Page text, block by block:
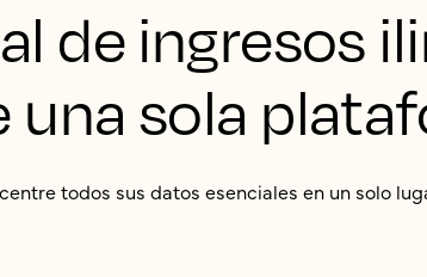
de ingresos
una sola
todos sus datos esenciales en un solo